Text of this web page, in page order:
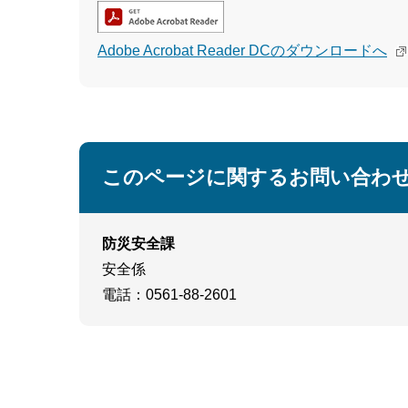
Adobe Acrobat Reader DCのダウンロードへ
このページに関するお問い合わ
防災安全課
安全係
電話 ：0561-88-2601